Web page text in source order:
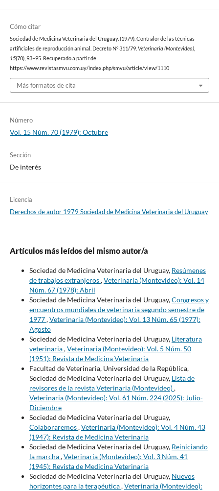
Cómo citar
Sociedad de Medicina Veterinaria del Uruguay. (1979). Contralor de las técnicas
artificiales de reproducción animal. Decreto N° 311/79. Veterinaria (Montevideo),
15(70), 93–95. Recuperado a partir de
https://www.revistasmvu.com.uy/index.php/smvu/article/view/1110
Más formatos de cita
Número
Vol. 15 Núm. 70 (1979): Octubre
Sección
De interés
Licencia
Derechos de autor 1979 Sociedad de Medicina Veterinaria del Uruguay
Artículos más leídos del mismo autor/a
Sociedad de Medicina Veterinaria del Uruguay, Resúmenes
de trabajos extranjeros,Veterinaria (Montevideo): Vol. 14
Núm. 67 (1978): Abril
Sociedad de Medicina Veterinaria del Uruguay,Congresos y
encuentros mundiales de veterinaria segundo semestre de
1977,Veterinaria (Montevideo): Vol. 13 Núm. 65 (1977):
Agosto
Sociedad de Medicina Veterinaria del Uruguay, Literatura
veterinaria,Veterinaria (Montevideo): Vol. 5 Núm. 50
(1951): Revista de Medicina Veterinaria
Facultad de Veterinaria, Universidad de la República,
Sociedad de Medicina Veterinaria del Uruguay, Lista de
revisores de la revista Veterinaria (Montevideo),
Veterinaria (Montevideo): Vol. 61 Núm. 224 (2025): Julio-
Diciembre
Sociedad de Medicina Veterinaria del Uruguay,
Colaboraremos,Veterinaria (Montevideo): Vol. 4 Núm. 43
(1947): Revista de Medicina Veterinaria
Sociedad de Medicina Veterinaria del Uruguay, Reiniciando
la marcha,Veterinaria (Montevideo): Vol. 3 Núm. 41
(1945): Revista de Medicina Veterinaria
Sociedad de Medicina Veterinaria del Uruguay, Nuevos
horizontes para la terapéutica,Veterinaria (Montevideo):